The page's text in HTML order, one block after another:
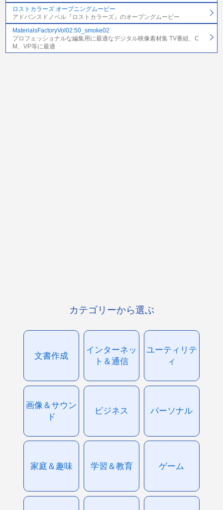
ロストカラーズ オープニングムービー
アドバンスドノベル『ロストカラーズ』のオープングムービー
MaterialsFactoryVol02:50_smoke02
プロフェッショナルな編集用に最適なデジタル映像素材集 TV番組、C
M、VP等に最適
カテゴリーから選ぶ
文書作成
インターネッ
ト＆通信
ユーティリテ
ィ
画像＆サウン
ド
ビジネス パーソナル
家庭＆趣味 学習＆教育 ゲーム